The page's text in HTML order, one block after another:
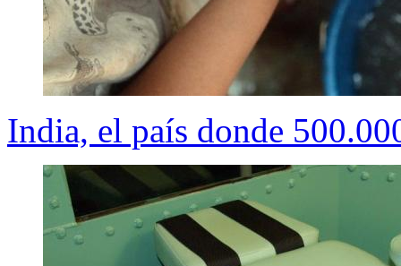
India, el país donde